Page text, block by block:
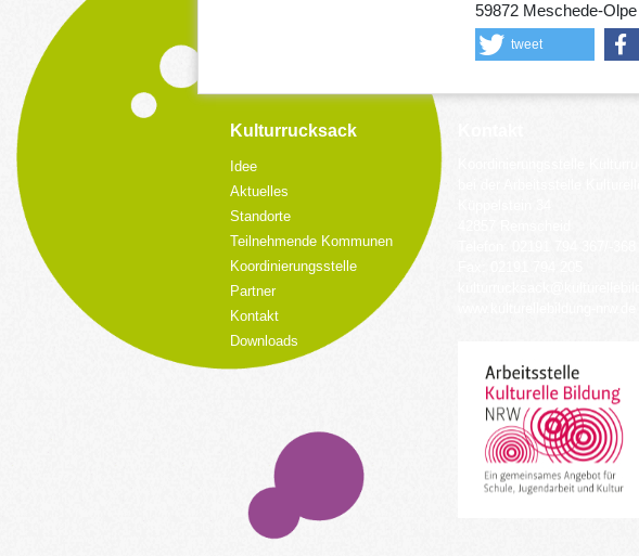
59872 Meschede-Olpe
tweet
Kulturrucksack
Idee
Aktuelles
Standorte
Teilnehmende Kommunen
Koordinierungsstelle
Partner
Kontakt
Downloads